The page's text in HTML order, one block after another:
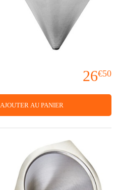
26€50
AJOUTER AU PANIER